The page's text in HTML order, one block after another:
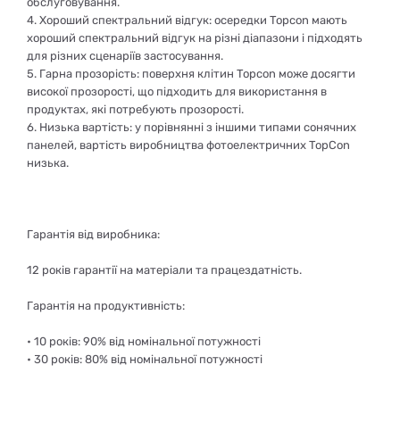
4. Хороший спектральний відгук: осередки Topcon мають
хороший спектральний відгук на різні діапазони і підходять
для різних сценаріїв застосування.
5. Гарна прозорість: поверхня клітин Topcon може досягти
високої прозорості, що підходить для використання в
продуктах, які потребують прозорості.
6. Низька вартість: у порівнянні з іншими типами сонячних
панелей, вартість виробництва фотоелектричних TopCon
низька.
Гарантія від виробника:
12 років гарантії на матеріали та працездатність.
Гарантія на продуктивність:
• 10 років: 90% від номінальної потужності
• 30 років: 80% від номінальної потужності